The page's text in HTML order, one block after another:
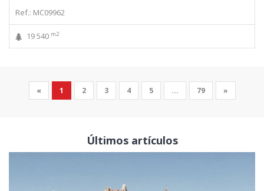
Ref.: MC09962
19 540 m2
« 1 2 3 4 5 ... 79 »
Últimos artículos